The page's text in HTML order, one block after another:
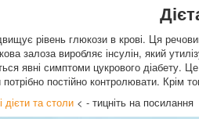
рівень глюкози в крові. Ця
залоза виробляє інсулін, який
явні симптоми цукрового діабету.
постійно контролювати. Крім
дієти та столи < - тицніть на посилання